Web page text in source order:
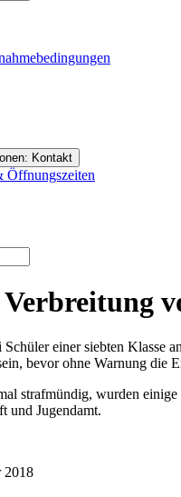
Kontakt
Verbreitung
einer siebten Klasse
bevor ohne Warnung die
strafmündig, wurden
und Jugendamt.
2018